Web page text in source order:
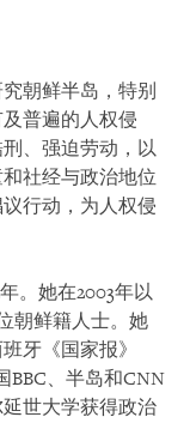
朝鲜半岛，特别
普遍的人权侵
、强迫劳动，以
社经与政治地位
行动，为人权侵
。她在2003年以
朝鲜籍人士。她
牙《国家报》
BBC、半岛和CNN
世大学获得政治